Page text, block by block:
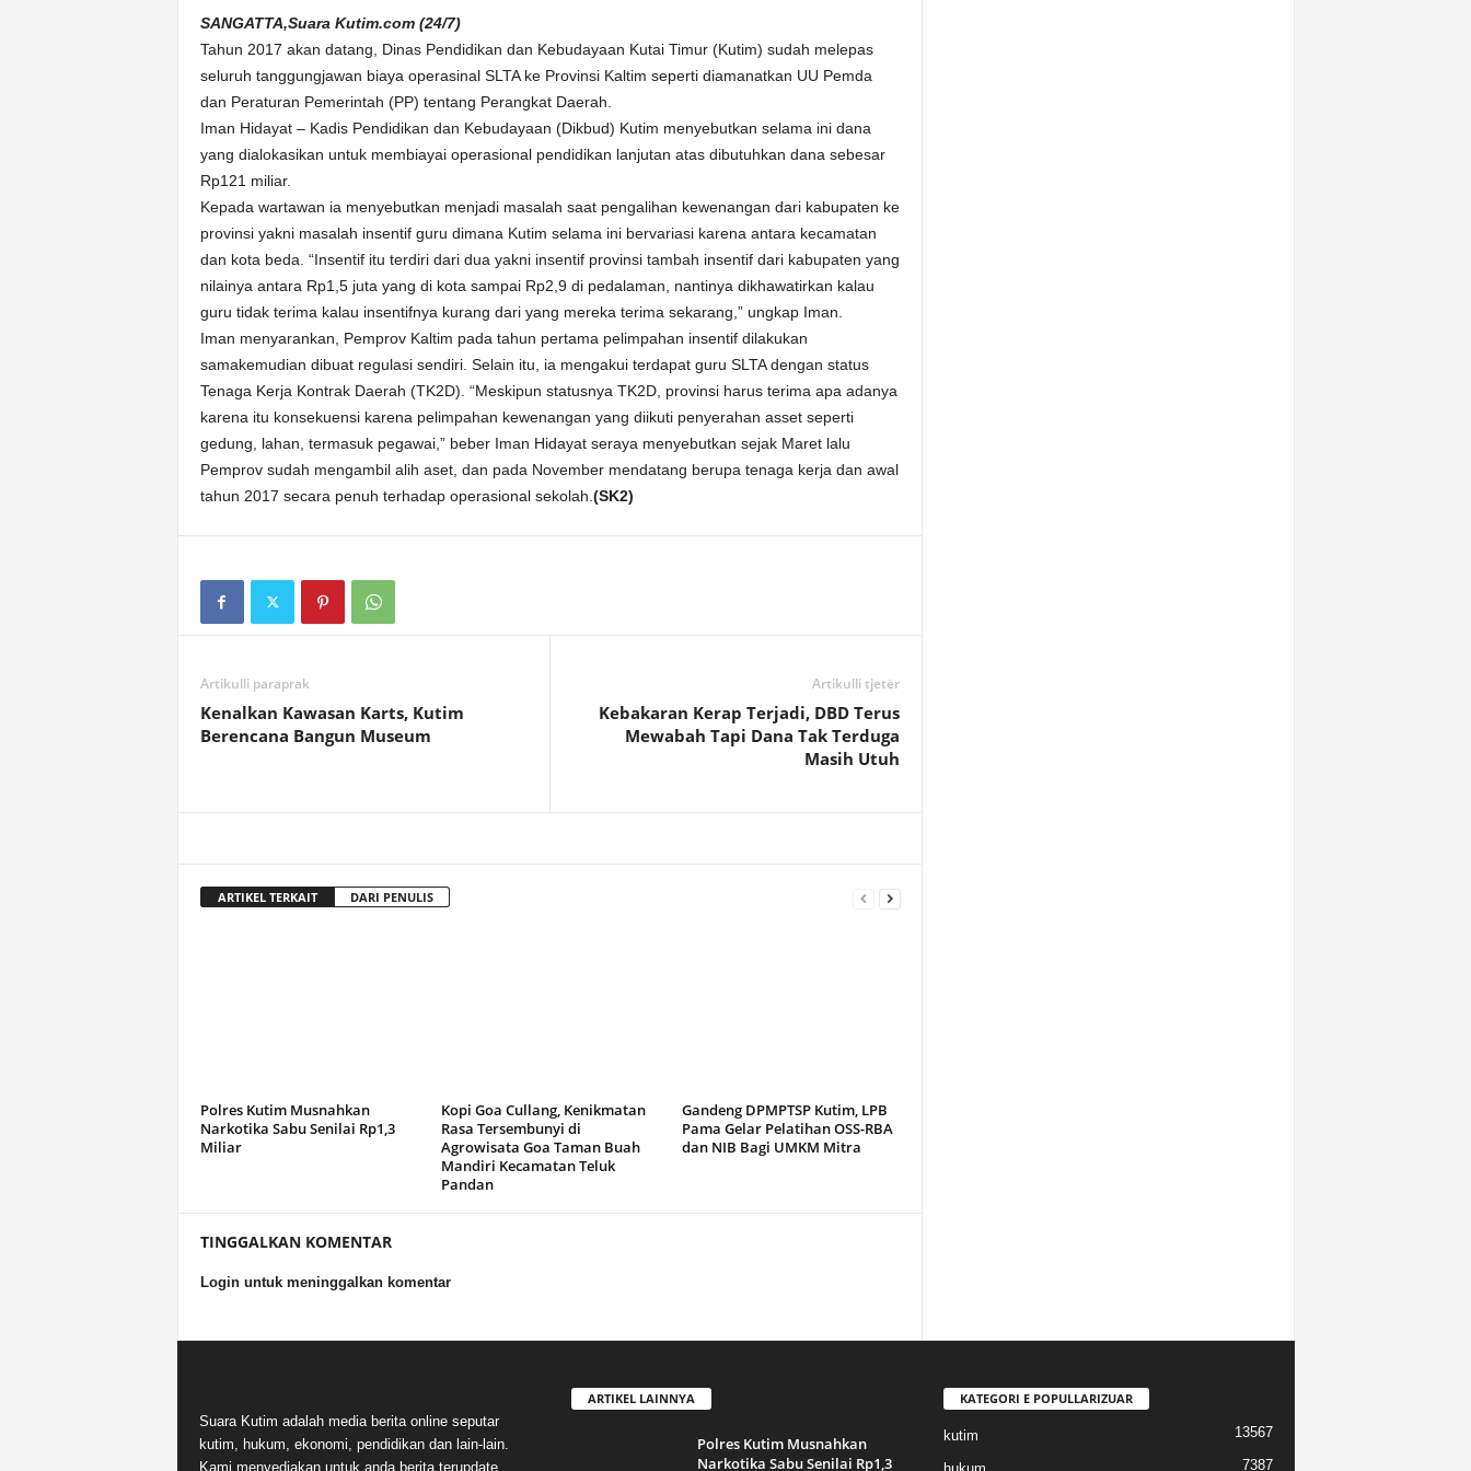
SANGATTA,Suara Kutim.com (24/7)
Tahun 2017 akan datang, Dinas Pendidikan dan Kebudayaan Kutai Timur (Kutim) sudah melepas
seluruh tanggungjawan biaya operasinal SLTA ke Provinsi Kaltim seperti diamanatkan UU Pemda
dan Peraturan Pemerintah (PP) tentang Perangkat Daerah.
Iman Hidayat – Kadis Pendidikan dan Kebudayaan (Dikbud) Kutim menyebutkan selama ini dana
yang dialokasikan untuk membiayai operasional pendidikan lanjutan atas dibutuhkan dana sebesar
Rp121 miliar.
Kepada wartawan ia menyebutkan menjadi masalah saat pengalihan kewenangan dari kabupaten ke
provinsi yakni masalah insentif guru dimana Kutim selama ini bervariasi karena antara kecamatan
dan kota beda. “Insentif itu terdiri dari dua yakni insentif provinsi tambah insentif dari kabupaten yang
nilainya antara Rp1,5 juta yang di kota sampai Rp2,9 di pedalaman, nantinya dikhawatirkan kalau
guru tidak terima kalau insentifnya kurang dari yang mereka terima sekarang,” ungkap Iman.
Iman menyarankan, Pemprov Kaltim pada tahun pertama pelimpahan insentif dilakukan
samakemudian dibuat regulasi sendiri. Selain itu, ia mengakui terdapat guru SLTA dengan status
Tenaga Kerja Kontrak Daerah (TK2D). “Meskipun statusnya TK2D, provinsi harus terima apa adanya
karena itu konsekuensi karena pelimpahan kewenangan yang diikuti penyerahan asset seperti
gedung, lahan, termasuk pegawai,” beber Iman Hidayat seraya menyebutkan sejak Maret lalu
Pemprov sudah mengambil alih aset, dan pada November mendatang berupa tenaga kerja dan awal
tahun 2017 secara penuh terhadap operasional sekolah. (SK2)
Artikulli paraprak
Kenalkan Kawasan Karts, Kutim
Berencana Bangun Museum
Artikulli tjetër
Kebakaran Kerap Terjadi, DBD Terus
Mewabah Tapi Dana Tak Terduga
Masih Utuh
ARTIKEL TERKAIT DARI PENULIS
Polres Kutim Musnahkan
Narkotika Sabu Senilai Rp1,3
Miliar
Kopi Goa Cullang, Kenikmatan
Rasa Tersembunyi di
Agrowisata Goa Taman Buah
Mandiri Kecamatan Teluk
Pandan
Gandeng DPMPTSP Kutim, LPB
Pama Gelar Pelatihan OSS-RBA
dan NIB Bagi UMKM Mitra
TINGGALKAN KOMENTAR
Login untuk meninggalkan komentar
Suara Kutim adalah media berita online seputar
kutim, hukum, ekonomi, pendidikan dan lain-lain.
Kami menyediakan untuk anda berita terupdate,
ARTIKEL LAINNYA
Polres Kutim Musnahkan
Narkotika Sabu Senilai Rp1,3
KATEGORI E POPULLARIZUAR
kutim 13567
7387